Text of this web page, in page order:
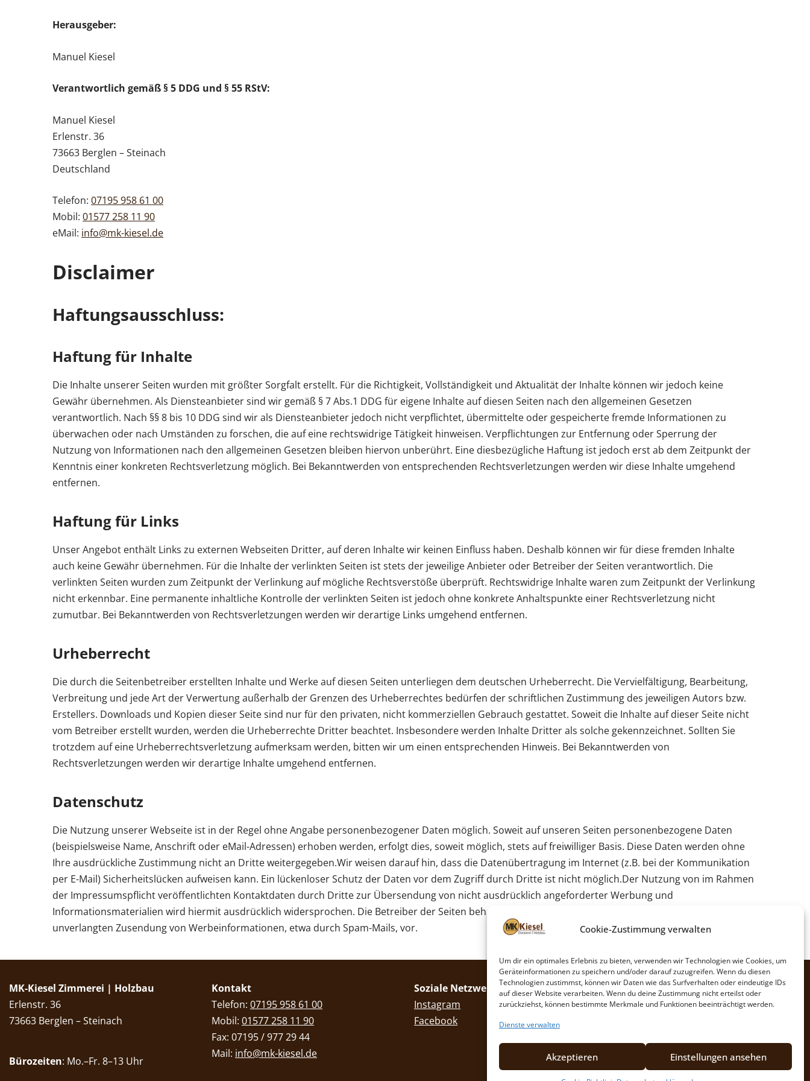
Cookie-Zustimmung verwalten
Um dir ein optimales Erlebnis zu bieten, verwenden wir Technologien wie Cookies, um
Geräteinformationen zu speichern und/oder darauf zuzugreifen. Wenn du diesen
Technologien zustimmst, können wir Daten wie das Surfverhalten oder eindeutige IDs
auf dieser Website verarbeiten. Wenn du deine Zustimmung nicht erteilst oder
zurückziehst, können bestimmte Merkmale und Funktionen beeinträchtigt werden.
Dienste verwalten
Akzeptieren Einstellungen ansehen
Herausgeber:
Manuel Kiesel
Verantwortlich gemäß § 5 DDG und § 55 RStV:
Manuel Kiesel
Erlenstr. 36
73663 Berglen – Steinach
Deutschland
Telefon: 07195 958 61 00
Mobil: 01577 258 11 90
eMail: info@mk-kiesel.de
Disclaimer
Haftungsausschluss:
Haftung für Inhalte
Die Inhalte unserer Seiten wurden mit größter Sorgfalt erstellt. Für die Richtigkeit, Vollständigkeit und Aktualität der Inhalte können wir jedoch keine
Gewähr übernehmen. Als Diensteanbieter sind wir gemäß § 7 Abs.1 DDG für eigene Inhalte auf diesen Seiten nach den allgemeinen Gesetzen
verantwortlich. Nach §§ 8 bis 10 DDG sind wir als Diensteanbieter jedoch nicht verpflichtet, übermittelte oder gespeicherte fremde Informationen zu
überwachen oder nach Umständen zu forschen, die auf eine rechtswidrige Tätigkeit hinweisen. Verpflichtungen zur Entfernung oder Sperrung der
Nutzung von Informationen nach den allgemeinen Gesetzen bleiben hiervon unberührt. Eine diesbezügliche Haftung ist jedoch erst ab dem Zeitpunkt der
Kenntnis einer konkreten Rechtsverletzung möglich. Bei Bekanntwerden von entsprechenden Rechtsverletzungen werden wir diese Inhalte umgehend
entfernen.
Haftung für Links
Unser Angebot enthält Links zu externen Webseiten Dritter, auf deren Inhalte wir keinen Einfluss haben. Deshalb können wir für diese fremden Inhalte
auch keine Gewähr übernehmen. Für die Inhalte der verlinkten Seiten ist stets der jeweilige Anbieter oder Betreiber der Seiten verantwortlich. Die
verlinkten Seiten wurden zum Zeitpunkt der Verlinkung auf mögliche Rechtsverstöße überprüft. Rechtswidrige Inhalte waren zum Zeitpunkt der Verlinkung
nicht erkennbar. Eine permanente inhaltliche Kontrolle der verlinkten Seiten ist jedoch ohne konkrete Anhaltspunkte einer Rechtsverletzung nicht
zumutbar. Bei Bekanntwerden von Rechtsverletzungen werden wir derartige Links umgehend entfernen.
Urheberrecht
Die durch die Seitenbetreiber erstellten Inhalte und Werke auf diesen Seiten unterliegen dem deutschen Urheberrecht. Die Vervielfältigung, Bearbeitung,
Verbreitung und jede Art der Verwertung außerhalb der Grenzen des Urheberrechtes bedürfen der schriftlichen Zustimmung des jeweiligen Autors bzw.
Erstellers. Downloads und Kopien dieser Seite sind nur für den privaten, nicht kommerziellen Gebrauch gestattet. Soweit die Inhalte auf dieser Seite nicht
vom Betreiber erstellt wurden, werden die Urheberrechte Dritter beachtet. Insbesondere werden Inhalte Dritter als solche gekennzeichnet. Sollten Sie
trotzdem auf eine Urheberrechtsverletzung aufmerksam werden, bitten wir um einen entsprechenden Hinweis. Bei Bekanntwerden von
Rechtsverletzungen werden wir derartige Inhalte umgehend entfernen.
Datenschutz
Die Nutzung unserer Webseite ist in der Regel ohne Angabe personenbezogener Daten möglich. Soweit auf unseren Seiten personenbezogene Daten
(beispielsweise Name, Anschrift oder eMail-Adressen) erhoben werden, erfolgt dies, soweit möglich, stets auf freiwilliger Basis. Diese Daten werden ohne
Ihre ausdrückliche Zustimmung nicht an Dritte weitergegeben.Wir weisen darauf hin, dass die Datenübertragung im Internet (z.B. bei der Kommunikation
per E-Mail) Sicherheitslücken aufweisen kann. Ein lückenloser Schutz der Daten vor dem Zugriff durch Dritte ist nicht möglich.Der Nutzung von im Rahmen
der Impressumspflicht veröffentlichten Kontaktdaten durch Dritte zur Übersendung von nicht ausdrücklich angeforderter Werbung und
Informationsmaterialien wird hiermit ausdrücklich widersprochen. Die Betreiber der Seiten behalten sich ausdrücklich rechtliche Schritte im Falle der
unverlangten Zusendung von Werbeinformationen, etwa durch Spam-Mails, vor.
MK-Kiesel Zimmerei | Holzbau
Erlenstr. 36
73663 Berglen – Steinach
Bürozeiten: Mo.–Fr. 8–13 Uhr
Kontakt
Telefon: 07195 958 61 00
Mobil: 01577 258 11 90
Fax: 07195 / 977 29 44
Mail: info@mk-kiesel.de
Soziale Netzwerke
Instagram
Facebook
Datenschutzerklärung
Impressum